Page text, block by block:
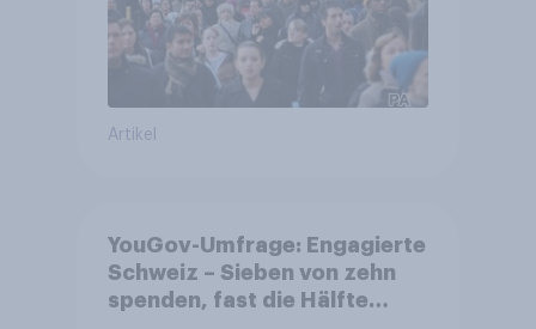
Artikel
YouGov-Umfrage: Engagierte
Schweiz – Sieben von zehn
spenden, fast die Hälfte